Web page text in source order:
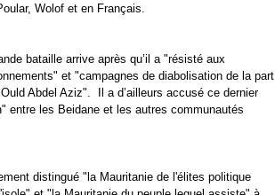
Wolof et en Français.
bataille arrive après qu’il a "résisté aux
et "campagnes de diabolisation de la part
Abdel Aziz". Il a d’ailleurs accusé ce dernier
entre les Beidane et les autres communautés
distingué "la Mauritanie de l'élites politique